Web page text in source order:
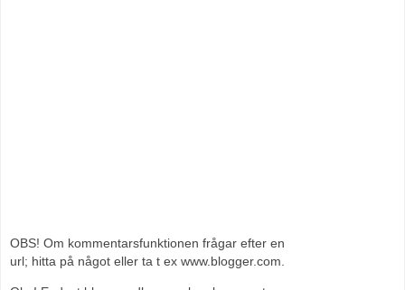
OBS! Om kommentarsfunktionen frågar efter en
url; hitta på något eller ta t ex www.blogger.com.